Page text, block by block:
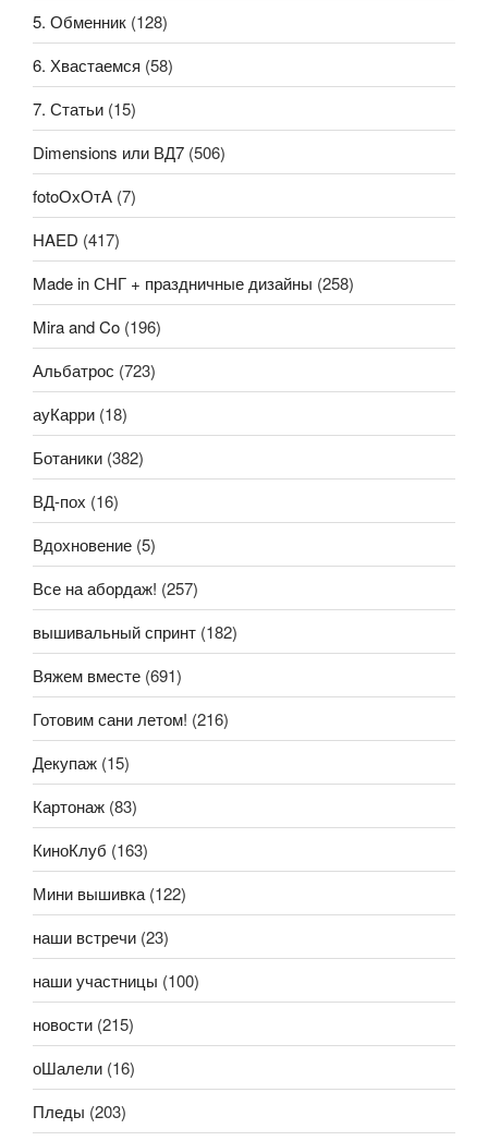
5. Обменник (128)
6. Хвастаемся (58)
7. Статьи (15)
Dimensions или ВД7 (506)
fotoОхОтА (7)
HAED (417)
Made in СНГ + праздничные дизайны (258)
Mira and Co (196)
Альбатрос (723)
ауКарри (18)
Ботаники (382)
ВД-пох (16)
Вдохновение (5)
Все на абордаж! (257)
вышивальный спринт (182)
Вяжем вместе (691)
Готовим сани летом! (216)
Декупаж (15)
Картонаж (83)
КиноКлуб (163)
Мини вышивка (122)
наши встречи (23)
наши участницы (100)
новости (215)
оШалели (16)
Пледы (203)